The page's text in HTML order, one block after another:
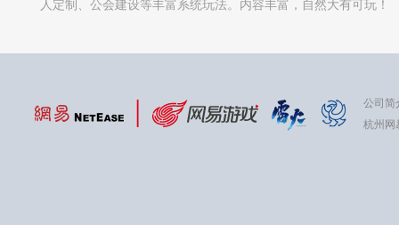
人定制、公会建设等丰富系统玩法。内容丰富，自然大有可玩！
公司简
杭州